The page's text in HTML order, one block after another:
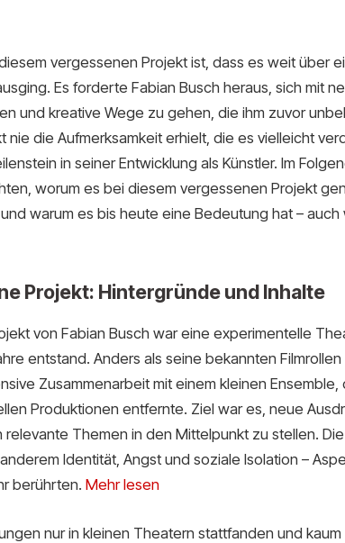
vergessenen Projekt ist, dass es weit über
Es forderte Fabian Busch heraus, sich mit
und kreative Wege zu gehen, die ihm zuvor
nie die Aufmerksamkeit erhielt, die es vielleicht
in seiner Entwicklung als Künstler. Im
worum es bei diesem vergessenen Projekt
warum es bis heute eine Bedeutung hat – auch
Projekt: Hintergründe und Inhalte
von Fabian Busch war eine experimentelle
entstand. Anders als seine bekannten
Zusammenarbeit mit einem kleinen Ensemble,
Produktionen entfernte. Ziel war es, neue
Themen in den Mittelpunkt zu stellen.
Identität, Angst und soziale Isolation –
berührten. Mehr lesen
nur in kleinen Theatern stattfanden und kaum